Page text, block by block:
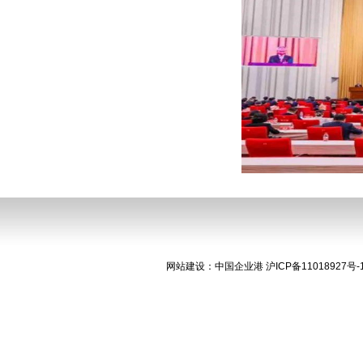
网站建设 ： 中国企业港 沪ICP备11018927号-